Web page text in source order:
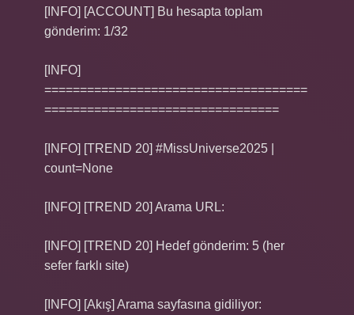
[INFO] [ACCOUNT] Bu hesapta toplam
gönderim: 1/32
[INFO]
=====================================
=================================
[INFO] [TREND 20] #MissUniverse2025 |
count=None
[INFO] [TREND 20] Arama URL:
[INFO] [TREND 20] Hedef gönderim: 5 (her
sefer farklı site)
[INFO] [Akış] Arama sayfasına gidiliyor: